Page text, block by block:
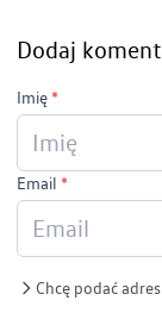
Dodaj
Imię *
Email *
Chcę podać